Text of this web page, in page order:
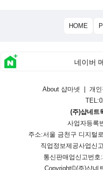
HOME
네이버
About 샵마넷 개
(주)샵네트
사업자등록
주소:서울 금천구 디지털
직업정보제공사업신
통신판매업신고번호:
Copyright©(주)샵네